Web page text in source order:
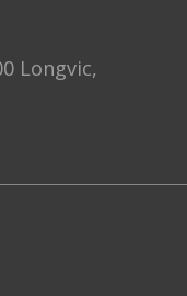
Longvic,